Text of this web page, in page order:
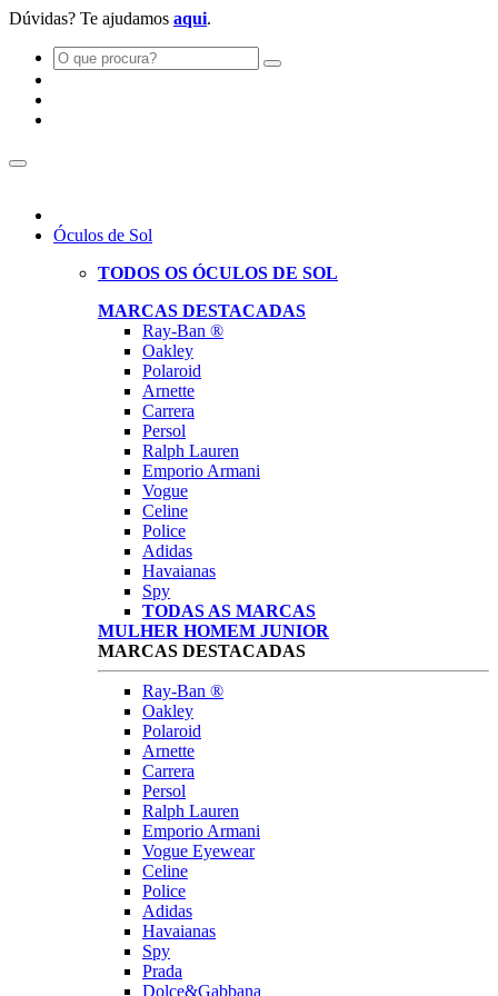
Dúvidas? Te ajudamos aqui.
Óculos de Sol
TODOS OS ÓCULOS DE SOL
MARCAS DESTACADAS
Ray-Ban ®
Oakley
Polaroid
Arnette
Carrera
Persol
Ralph Lauren
Emporio Armani
Vogue
Celine
Police
Adidas
Havaianas
Spy
TODAS AS MARCAS
MULHER HOMEM JUNIOR
MARCAS DESTACADAS
Ray-Ban ®
Oakley
Polaroid
Arnette
Carrera
Persol
Ralph Lauren
Emporio Armani
Vogue Eyewear
Celine
Police
Adidas
Havaianas
Spy
Prada
Dolce&Gabbana